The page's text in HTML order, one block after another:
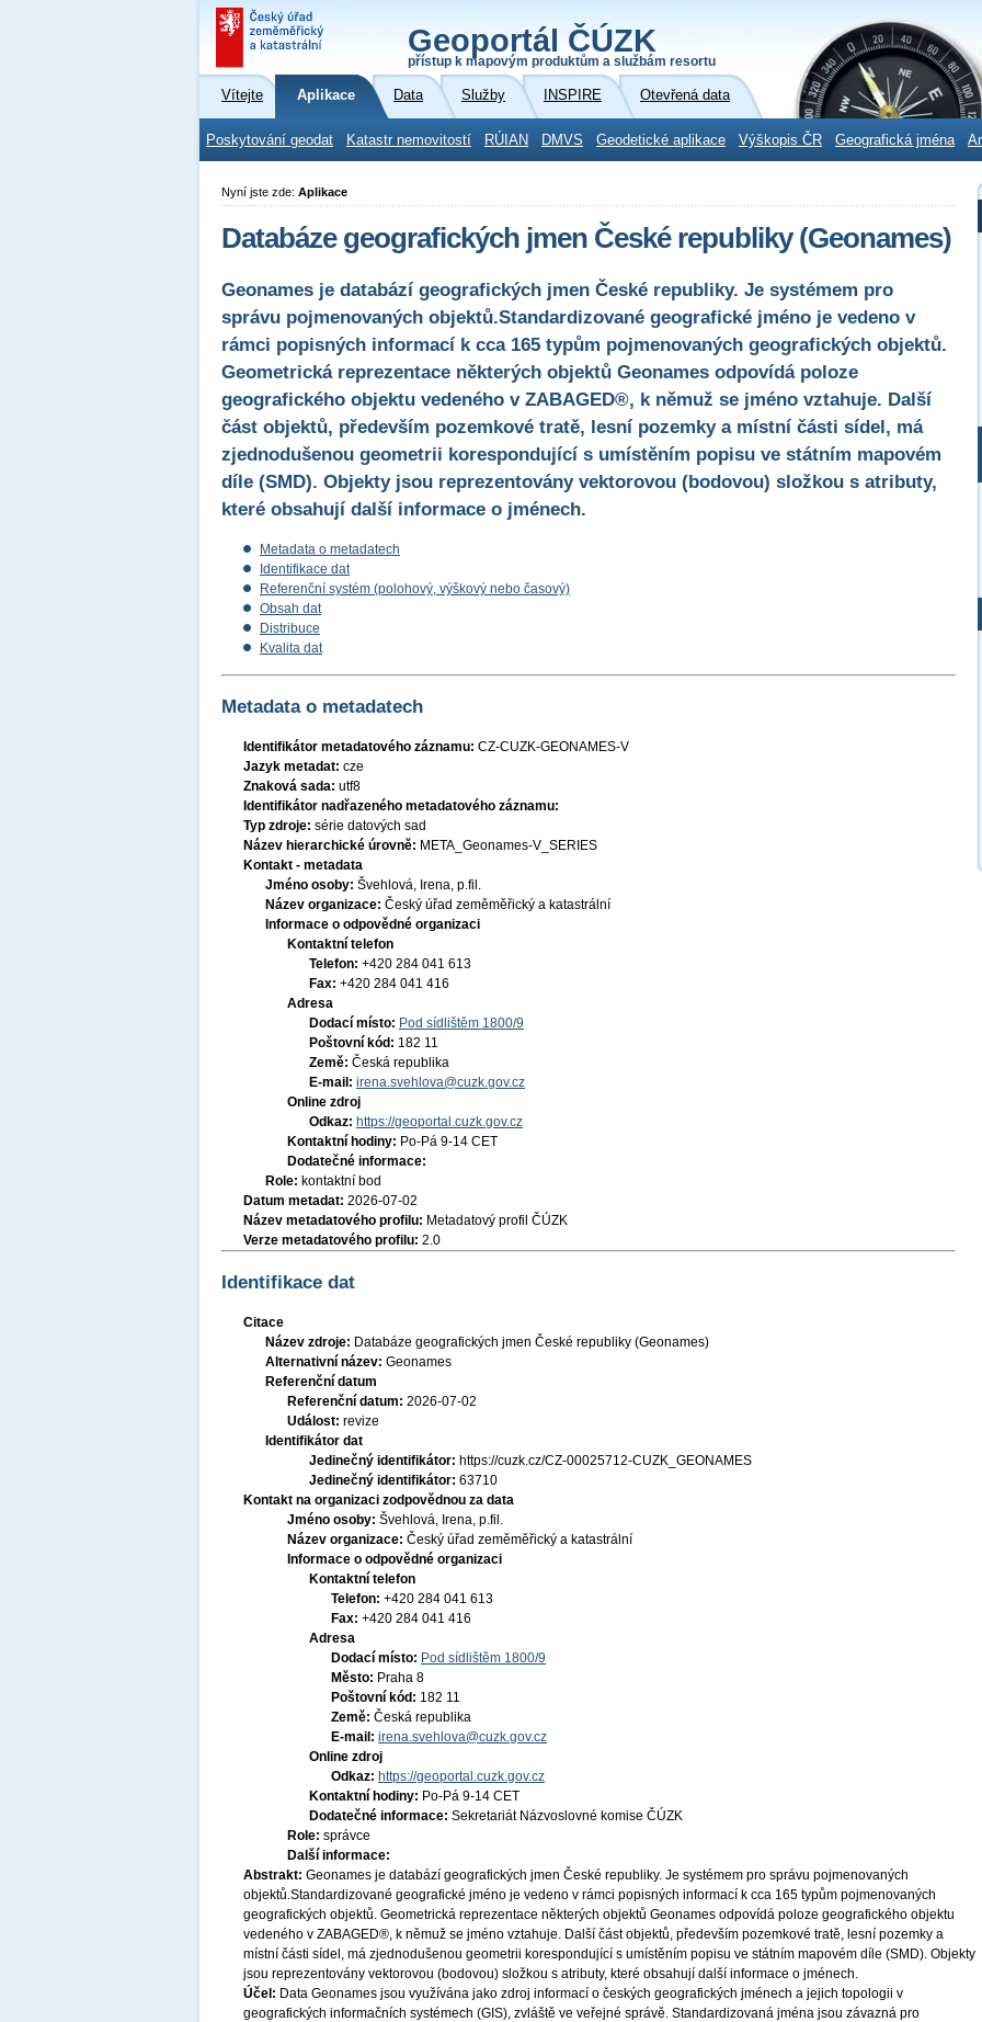
Geoportál ČÚZK
přístup k mapovým produktům a službám resortu
Vítejte Aplikace Data Služby INSPIRE Otevřená data
Poskytování geodat Katastr nemovitostí RÚIAN DMVS Geodetické aplikace Výškopis ČR Geografická jména
Nyní jste zde: Aplikace
Databáze geografických jmen České republiky (Geonames)
Geonames je databází geografických jmen České republiky. Je systémem pro
správu pojmenovaných objektů.Standardizované geografické jméno je vedeno v
rámci popisných informací k cca 165 typům pojmenovaných geografických objektů.
Geometrická reprezentace některých objektů Geonames odpovídá poloze
geografického objektu vedeného v ZABAGED®, k němuž se jméno vztahuje. Další
část objektů, především pozemkové tratě, lesní pozemky a místní části sídel, má
zjednodušenou geometrii korespondující s umístěním popisu ve státním mapovém
díle (SMD). Objekty jsou reprezentovány vektorovou (bodovou) složkou s atributy,
které obsahují další informace o jménech.
Metadata o metadatech
Identifikace dat
Referenční systém (polohový, výškový nebo časový)
Obsah dat
Distribuce
Kvalita dat
Metadata o metadatech
Identifikátor metadatového záznamu: CZ-CUZK-GEONAMES-V
Jazyk metadat: cze
Znaková sada: utf8
Identifikátor nadřazeného metadatového záznamu:
Typ zdroje: série datových sad
Název hierarchické úrovně: META_Geonames-V_SERIES
Kontakt - metadata
Jméno osoby: Švehlová, Irena, p.fil.
Název organizace: Český úřad zeměměřický a katastrální
Informace o odpovědné organizaci
Kontaktní telefon
Telefon: +420 284 041 613
Fax: +420 284 041 416
Adresa
Dodací místo: Pod sídlištěm 1800/9
Poštovní kód: 182 11
Země: Česká republika
E-mail: irena.svehlova@cuzk.gov.cz
Online zdroj
Odkaz: https://geoportal.cuzk.gov.cz
Kontaktní hodiny: Po-Pá 9-14 CET
Dodatečné informace:
Role: kontaktní bod
Datum metadat: 2026-07-02
Název metadatového profilu: Metadatový profil ČÚZK
Verze metadatového profilu: 2.0
Identifikace dat
Citace
Název zdroje: Databáze geografických jmen České republiky (Geonames)
Alternativní název: Geonames
Referenční datum
Referenční datum: 2026-07-02
Událost: revize
Identifikátor dat
Jedinečný identifikátor: https://cuzk.cz/CZ-00025712-CUZK_GEONAMES
Jedinečný identifikátor: 63710
Kontakt na organizaci zodpovědnou za data
Jméno osoby: Švehlová, Irena, p.fil.
Název organizace: Český úřad zeměměřický a katastrální
Informace o odpovědné organizaci
Kontaktní telefon
Telefon: +420 284 041 613
Fax: +420 284 041 416
Adresa
Dodací místo: Pod sídlištěm 1800/9
Město: Praha 8
Poštovní kód: 182 11
Země: Česká republika
E-mail: irena.svehlova@cuzk.gov.cz
Online zdroj
Odkaz: https://geoportal.cuzk.gov.cz
Kontaktní hodiny: Po-Pá 9-14 CET
Dodatečné informace: Sekretariát Názvoslovné komise ČÚZK
Role: správce
Další informace:
Abstrakt: Geonames je databází geografických jmen České republiky. Je systémem pro správu pojmenovaných
objektů.Standardizované geografické jméno je vedeno v rámci popisných informací k cca 165 typům pojmenovaných
geografických objektů. Geometrická reprezentace některých objektů Geonames odpovídá poloze geografického objektu
vedeného v ZABAGED®, k němuž se jméno vztahuje. Další část objektů, především pozemkové tratě, lesní pozemky a
místní části sídel, má zjednodušenou geometrii korespondující s umístěním popisu ve státním mapovém díle (SMD). Objekty
jsou reprezentovány vektorovou (bodovou) složkou s atributy, které obsahují další informace o jménech.
Účel: Data Geonames jsou využívána jako zdroj informací o českých geografických jménech a jejich topologii v
geografických informačních systémech (GIS), zvláště ve veřejné správě. Standardizovaná jména jsou závazná pro